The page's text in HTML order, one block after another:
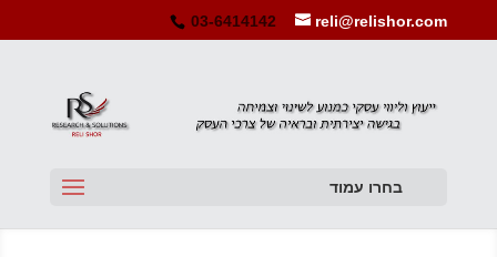
03-6414142 reli@relishor.com
בחרו עמוד